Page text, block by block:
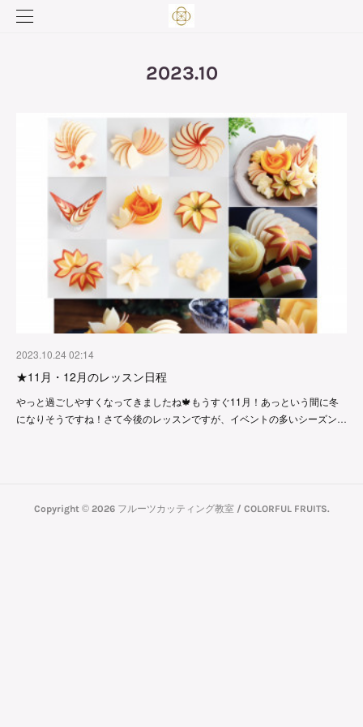
2023.10
2023.10.24 02:14
★11月・12月のレッスン日程
やっと過ごしやすくなってきましたね🍁もうすぐ11月！あっという間に冬
になりそうですね！さて今後のレッスンですが、イベントの多いシーズン…
Copyright © 2026 フルーツカッティング教室 / COLORFUL FRUITS.